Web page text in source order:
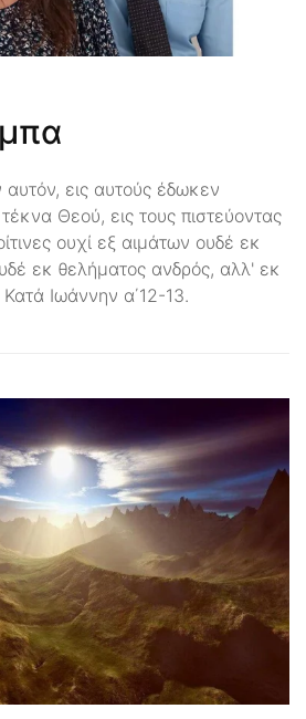
εις αυτούς έδωκεν
Θεού, εις τους πιστεύοντας
ουχί εξ αιμάτων ουδέ εκ
εκ θελήματος ανδρός, αλλ' εκ
Ιωάννην α΄12-13.